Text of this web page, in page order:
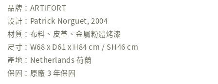
品牌：ARTIFORT
設計：Patrick Norguet, 2004
材質：布料、皮革、金屬粉體烤漆
尺寸：W68 x D61 x H84 cm / SH46 cm
產地：Netherlands 荷蘭
保固：原廠 3 年保固